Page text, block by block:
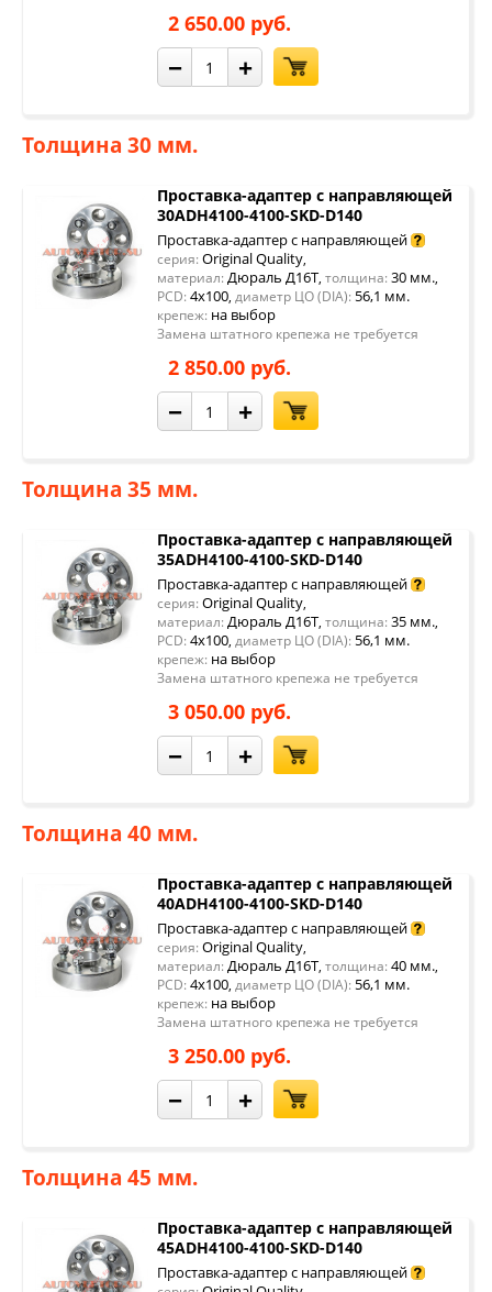
2 650.00 руб.
− +
Толщина 30 мм.
Проставка-адаптер с направляющей
30ADH4100-4100-SKD-D140
Проставка-адаптер с направляющей
серия: Original Quality,
материал: Дюраль Д16Т, толщина: 30 мм.,
PCD: 4x100, диаметр ЦО (DIA): 56,1 мм.
крепеж: на выбор
Замена штатного крепежа не требуется
2 850.00 руб.
− +
Толщина 35 мм.
Проставка-адаптер с направляющей
35ADH4100-4100-SKD-D140
Проставка-адаптер с направляющей
серия: Original Quality,
материал: Дюраль Д16Т, толщина: 35 мм.,
PCD: 4x100, диаметр ЦО (DIA): 56,1 мм.
крепеж: на выбор
Замена штатного крепежа не требуется
3 050.00 руб.
− +
Толщина 40 мм.
Проставка-адаптер с направляющей
40ADH4100-4100-SKD-D140
Проставка-адаптер с направляющей
серия: Original Quality,
материал: Дюраль Д16Т, толщина: 40 мм.,
PCD: 4x100, диаметр ЦО (DIA): 56,1 мм.
крепеж: на выбор
Замена штатного крепежа не требуется
3 250.00 руб.
− +
Толщина 45 мм.
Проставка-адаптер с направляющей
45ADH4100-4100-SKD-D140
Проставка-адаптер с направляющей